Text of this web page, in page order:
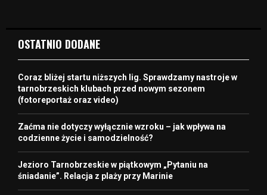
OSTATNIO DODANE
Coraz bliżej startu niższych lig. Sprawdzamy nastroje w
tarnobrzeskich klubach przed nowym sezonem
(fotoreportaż oraz video)
Zaćma nie dotyczy wyłącznie wzroku – jak wpływa na
codzienne życie i samodzielność?
Jezioro Tarnobrzeskie w piątkowym „Pytaniu na
śniadanie”. Relacja z plaży przy Marinie